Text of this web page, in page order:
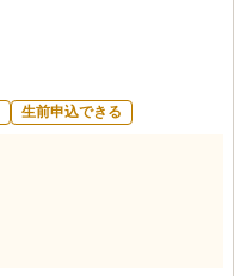
生前申込できる